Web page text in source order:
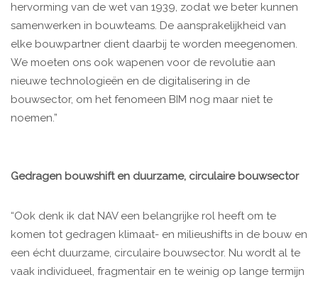
hervorming van de wet van 1939, zodat we beter kunnen
samenwerken in bouwteams. De aansprakelijkheid van
elke bouwpartner dient daarbij te worden meegenomen.
We moeten ons ook wapenen voor de revolutie aan
nieuwe technologieën en de digitalisering in de
bouwsector, om het fenomeen BIM nog maar niet te
noemen.”
Gedragen bouwshift en duurzame, circulaire bouwsector
“Ook denk ik dat NAV een belangrijke rol heeft om te
komen tot gedragen klimaat- en milieushifts in de bouw en
een écht duurzame, circulaire bouwsector. Nu wordt al te
vaak individueel, fragmentair en te weinig op lange termijn